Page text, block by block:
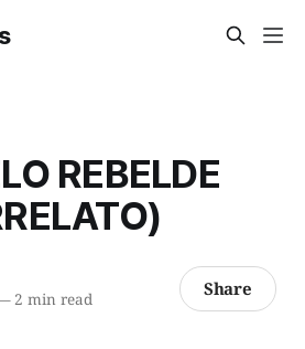
REBELDE
2 min read Share